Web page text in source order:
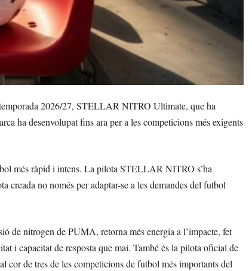
2026/27, STELLAR NITRO Ultimate, que ha
ha desenvolupat fins ara per a les competicions més exigents
més ràpid i intens. La pilota STELLAR NITRO s’ha
creada no només per adaptar-se a les demandes del futbol
de nitrogen de PUMA, retorna més energia a l’impacte, fet
i capacitat de resposta que mai. També és la pilota oficial de
cor de tres de les competicions de futbol més importants del